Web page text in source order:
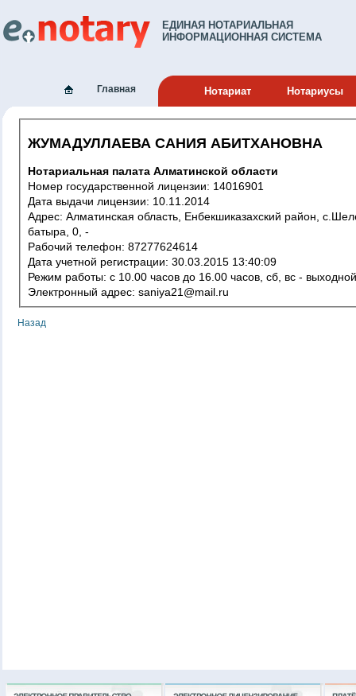
ЕДИНАЯ НОТАРИАЛЬНАЯ
ИНФОРМАЦИОННАЯ СИСТЕМА
Главная Нотариат Нотариусы
ЖУМАДУЛЛАЕВА САНИЯ АБИТХАНОВНА
Нотариальная палата Алматинской области
Номер государственной лицензии: 14016901
Дата выдачи лицензии: 10.11.2014
Адрес: Алматинская область, Енбекшиказахский район, с.Шелек, Малай
батыра, 0, -
Рабочий телефон: 87277624614
Дата учетной регистрации: 30.03.2015 13:40:09
Режим работы: с 10.00 часов до 16.00 часов, сб, вс - выходной
Электронный адрес: saniya21@mail.ru
Назад